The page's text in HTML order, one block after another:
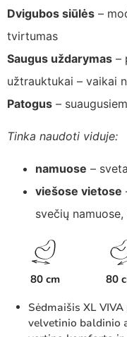
Dvigubos siūlės –
tvirtumas
Saugus uždarymas –
užtrauktukai – vaikai
Patogus –
Tinka naudoti viduje:
namuose –
viešose vietose
svečių
80 cm 80
Sėdmaišis XL
velvetinio baldinio